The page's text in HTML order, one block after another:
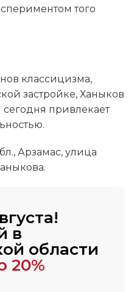
того
классицизма,
застройке, Ханыков
сегодня привлекает
Арзамас, улица
в
области
20%